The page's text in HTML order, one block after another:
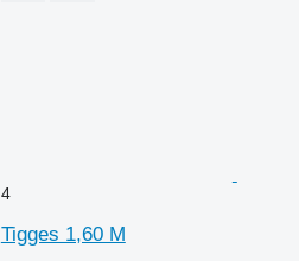
4
Tigges 1,60 M